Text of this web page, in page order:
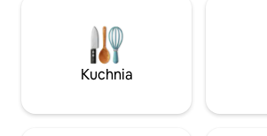
października. Dom nie jest
przeznaczony do organizowania imprez
Kuchnia